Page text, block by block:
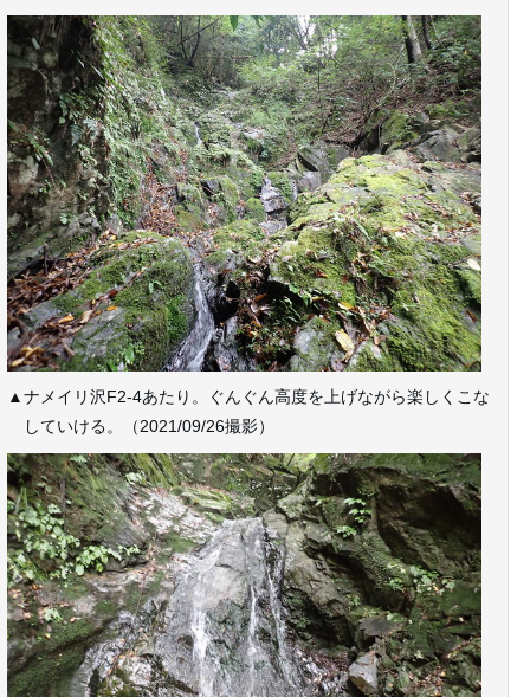
▲ナメイリ沢F2-4あたり。ぐんぐん高度を上げながら楽しくこな
していける。（2021/09/26撮影）